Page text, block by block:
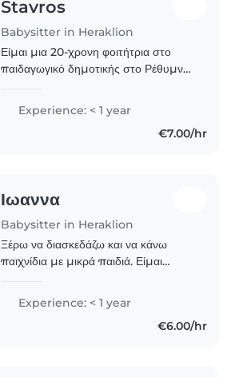
Stavros
Babysitter in Heraklion
Είμαι μια 20-χρονη φοιτήτρια στο
παιδαγωγικό δημοτικής στο Ρέθυμνο
υπεύθυνη, δημιουργική και φιλική, και
έχω μια ευχάριστη σχέση με τα
Experience: < 1 year
€7.00/hr
Ιωαννα
Babysitter in Heraklion
Ξέρω να διασκεδάζω και να κάνω
παιχνίδια με μικρά παιδιά. Είμαι
πιστοποίηση πρώτων βοηθειών και
είμαι άνετος με τα κατοικίδια. Μπορώ
Experience: < 1 year
€6.00/hr